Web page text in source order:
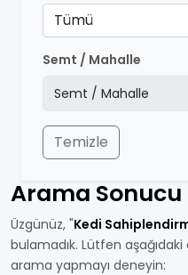
Tümü
Semt / Mahalle
Temizle
Arama Sonucu
Üzgünüz, "Kedi
bulamadık. Lütfen
arama yapmayı deneyin: